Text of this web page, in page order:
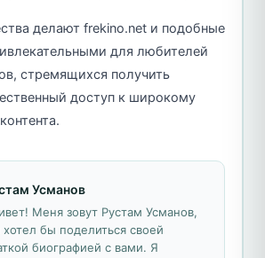
делают frekino.net и подобные
для любителей
стремящихся получить
доступ к широкому
Усманов
Меня зовут Рустам Усманов,
хотел бы поделиться своей
биографией с вами. Я